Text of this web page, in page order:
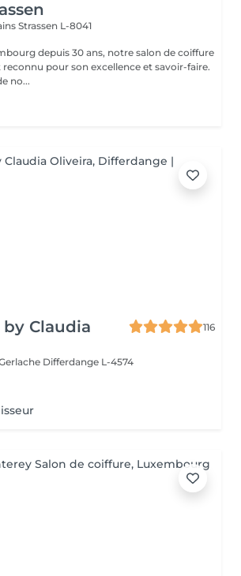
Strassen L-8041
depuis 30 ans, notre salon de coiffure
pour son excellence et savoir-faire.
no...
Claudia
116
Differdange L-4574